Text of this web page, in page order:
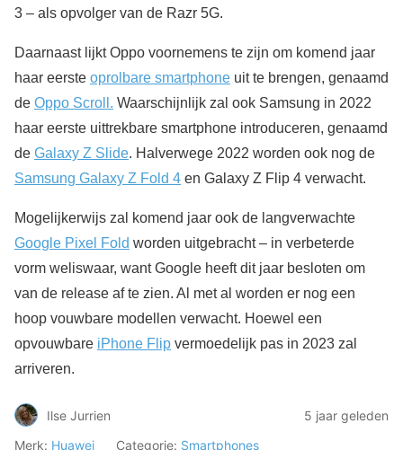
3 – als opvolger van de Razr 5G.
Daarnaast lijkt Oppo voornemens te zijn om komend jaar
haar eerste oprolbare smartphone uit te brengen, genaamd
de Oppo Scroll. Waarschijnlijk zal ook Samsung in 2022
haar eerste uittrekbare smartphone introduceren, genaamd
de Galaxy Z Slide. Halverwege 2022 worden ook nog de
Samsung Galaxy Z Fold 4 en Galaxy Z Flip 4 verwacht.
Mogelijkerwijs zal komend jaar ook de langverwachte
Google Pixel Fold worden uitgebracht – in verbeterde
vorm weliswaar, want Google heeft dit jaar besloten om
van de release af te zien. Al met al worden er nog een
hoop vouwbare modellen verwacht. Hoewel een
opvouwbare iPhone Flip vermoedelijk pas in 2023 zal
arriveren.
Ilse Jurrien
5 jaar geleden
Merk: Huawei Categorie: Smartphones